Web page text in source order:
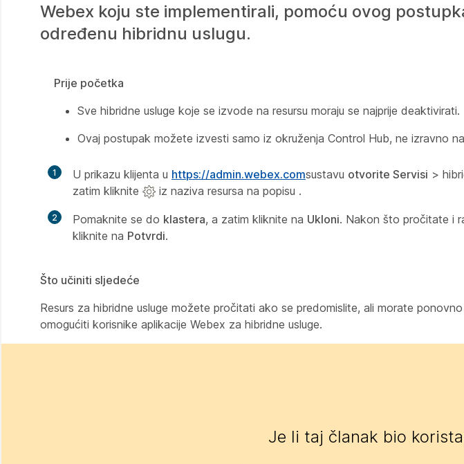
Webex koju ste implementirali, pomoću ovog
određenu hibridnu uslugu.
Prije početka
Sve hibridne usluge koje se izvode na resursu moraju se najprije deaktivirati.
Ovaj postupak možete izvesti samo iz okruženja Control Hub, ne izravno na
1 U prikazu klijenta u https://admin.webex.comsustavu otvorite Servisi >
zatim kliknite
iz naziva resursa na popisu .
2 Pomaknite se do klastera, a zatim kliknite na Ukloni. Nakon što pročitate i
kliknite na Potvrdi.
Što učiniti sljedeće
Resurs za hibridne usluge možete pročitati ako se predomislite, ali morate
omogućiti korisnike aplikacije Webex za hibridne usluge.
Je li taj članak bio